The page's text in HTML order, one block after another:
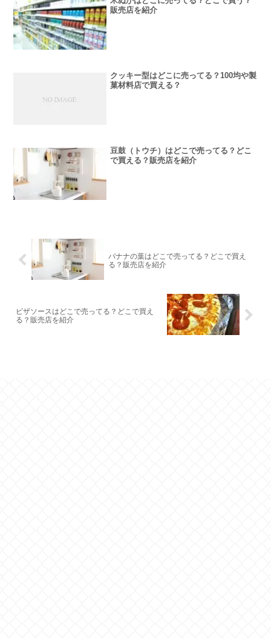
販売店を紹介
クッキー型はどこに売ってる？100均や製
菓材料店で買える？
豆鼓（トウチ）はどこで売ってる？どこ
で買える？販売店を紹介
バナナの葉はどこで売ってる？どこで買え
る？販売店を紹介
ピザソースはどこで売ってる？どこで買え
る？販売店を紹介